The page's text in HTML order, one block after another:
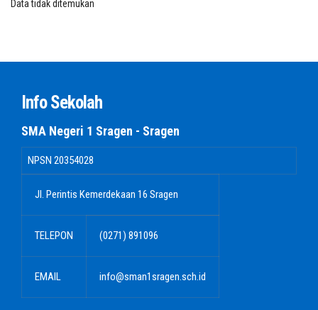
Data tidak ditemukan
Info Sekolah
SMA Negeri 1 Sragen - Sragen
NPSN 20354028
Jl. Perintis Kemerdekaan 16 Sragen
TELEPON (0271) 891096
EMAIL info@sman1sragen.sch.id